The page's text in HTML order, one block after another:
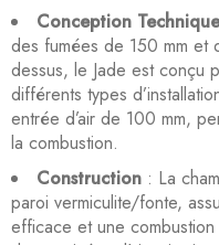
Conception Technique
des fumées de 150 mm et
dessus, le Jade est conçu
différents types
entrée d’air de 100 mm,
la combustion.
Construction : La
paroi vermiculite/fonte,
efficace et une